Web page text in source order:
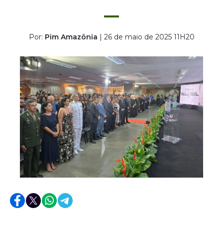
Por: Pim Amazônia | 26 de maio de 2025 11H20